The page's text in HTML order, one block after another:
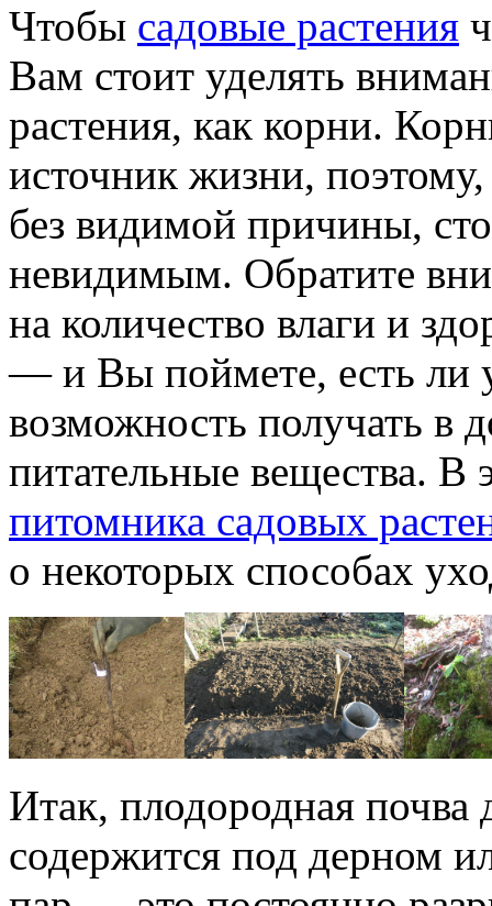
Чтобы садовые растения
Вам стоит уделять
растения, как корни.
источник жизни,
без видимой причины,
невидимым. Обратите
на количество влаги и
— и Вы поймете, есть ли
возможность получать в
питательные вещества. В
питомника садовых
о некоторых способах
Итак, плодородная почва
содержится под дерном